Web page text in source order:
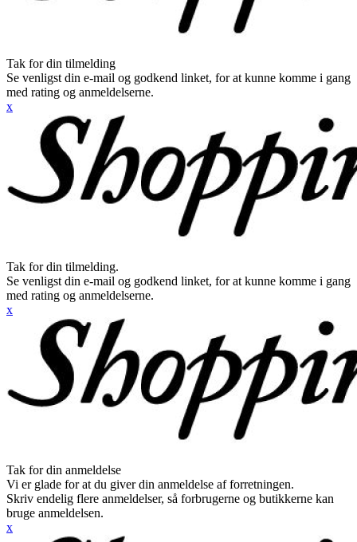
Tak for din tilmelding
Se venligst din e-mail og godkend linket, for at kunne komme i gang
med rating og anmeldelserne.
x
Tak for din tilmelding.
Se venligst din e-mail og godkend linket, for at kunne komme i gang
med rating og anmeldelserne.
x
Tak for din anmeldelse
Vi er glade for at du giver din anmeldelse af forretningen.
Skriv endelig flere anmeldelser, så forbrugerne og butikkerne kan
bruge anmeldelsen.
x